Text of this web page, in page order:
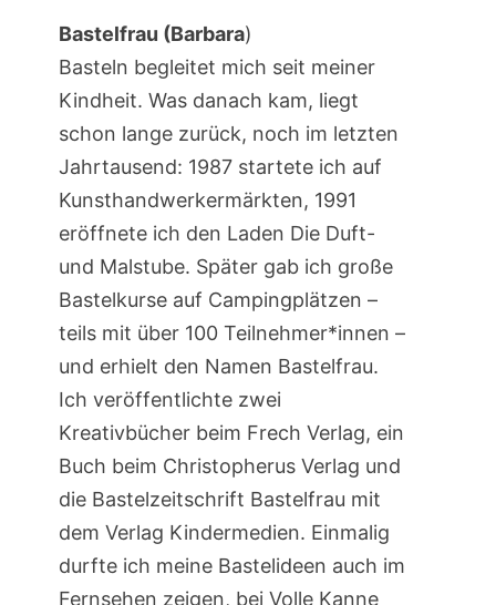
Bastelfrau (Barbara)
Basteln begleitet mich seit meiner
Kindheit. Was danach kam, liegt
schon lange zurück, noch im letzten
Jahrtausend: 1987 startete ich auf
Kunsthandwerkermärkten, 1991
eröffnete ich den Laden Die Duft-
und Malstube. Später gab ich große
Bastelkurse auf Campingplätzen –
teils mit über 100 Teilnehmer*innen –
und erhielt den Namen Bastelfrau.
Ich veröffentlichte zwei
Kreativbücher beim Frech Verlag, ein
Buch beim Christopherus Verlag und
die Bastelzeitschrift Bastelfrau mit
dem Verlag Kindermedien. Einmalig
durfte ich meine Bastelideen auch im
Fernsehen zeigen, bei Volle Kanne